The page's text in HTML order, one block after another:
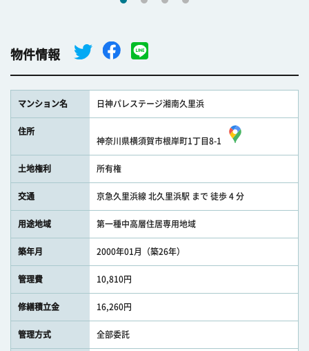
物件情報
マンション名 日神パレステージ湘南久里浜
住所
神奈川県横須賀市根岸町1丁目8-1
土地権利 所有権
交通 京急久里浜線 北久里浜駅 まで 徒歩 4 分
用途地域 第一種中高層住居専用地域
築年月 2000年01月（築26年）
管理費 10,810円
修繕積立金 16,260円
管理方式 全部委託